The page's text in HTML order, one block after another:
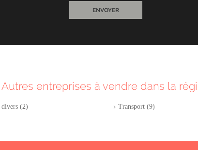
ENVOYER
Autres entreprises à vendre dans la
divers (2) Transport (9)